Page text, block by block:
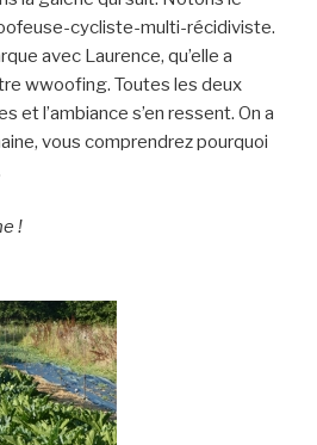
cycliste-multi-récidiviste.
avec Laurence, qu’elle a
wwoofing. Toutes les deux
et l’ambiance s’en ressent. On a
vous comprendrez pourquoi
!